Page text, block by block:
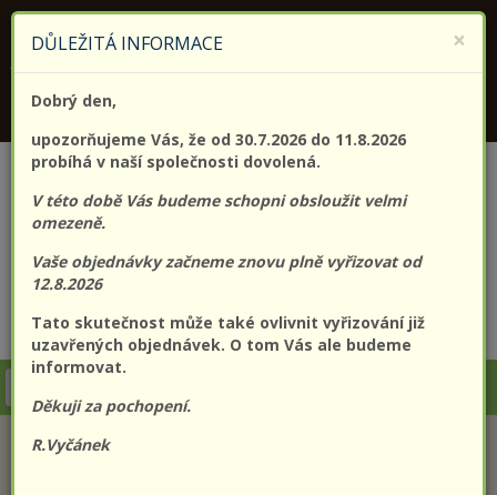
CZK EUR Přihlášení Registrace
×
DŮLEŽITÁ INFORMACE
Dobrý den,
upozorňujeme Vás, že od 30.7.2026 do 11.8.2026
probíhá v naší společnosti dovolená.
V této době Vás budeme schopni obsloužit velmi
omezeně.
Vaše objednávky začneme znovu plně vyřizovat od
12.8.2026
Tato skutečnost může také ovlivnit vyřizování již
uzavřených objednávek. O tom Vás ale budeme
informovat.
Děkuji za pochopení.
R.Vyčánek